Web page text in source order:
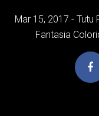
Mar 15, 2017 - Tutu
Fantasia